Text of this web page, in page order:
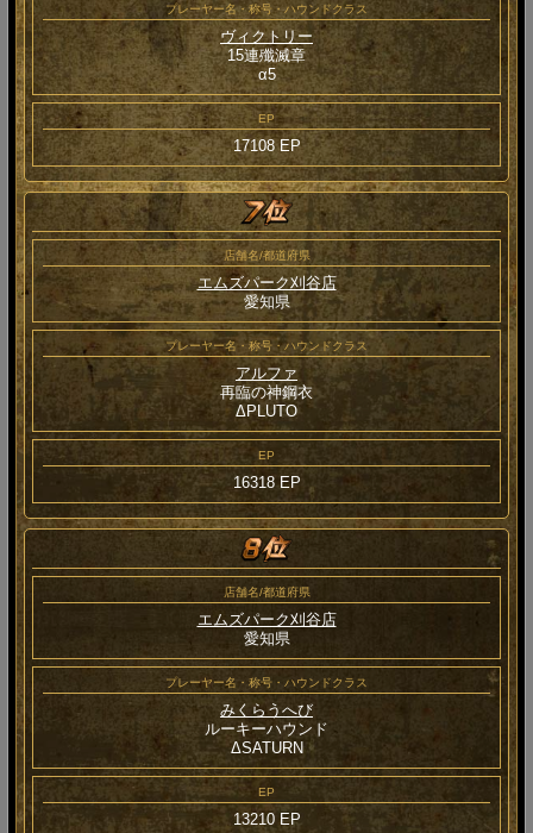
プレーヤー名・称号・ハウンドクラス
ヴィクトリー
15連殲滅章
α5
EP
17108 EP
店舗名/都道府県
エムズパーク刈谷店
愛知県
プレーヤー名・称号・ハウンドクラス
アルファ
再臨の神鋼衣
ΔPLUTO
EP
16318 EP
店舗名/都道府県
エムズパーク刈谷店
愛知県
プレーヤー名・称号・ハウンドクラス
みくらうへび
ルーキーハウンド
ΔSATURN
EP
13210 EP